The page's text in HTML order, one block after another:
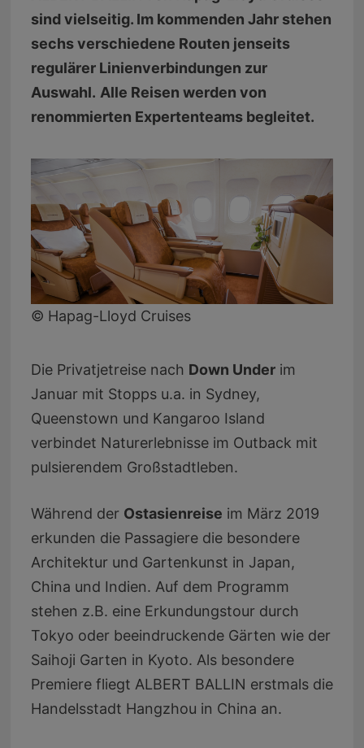
sind vielseitig. Im kommenden Jahr stehen
sechs verschiedene Routen jenseits
regulärer Linienverbindungen zur
Auswahl. Alle Reisen werden von
renommierten Expertenteams begleitet.
© Hapag-Lloyd Cruises
Die Privatjetreise nach Down Underim
Januar mit Stopps u.a. in Sydney,
Queenstown und Kangaroo Island
verbindet Naturerlebnisse im Outback mit
pulsierendem Großstadtleben.
Während der Ostasienreise im März 2019
erkunden die Passagiere die besondere
Architektur und Gartenkunst in Japan,
China und Indien. Auf dem Programm
stehen z.B. eine Erkundungstour durch
Tokyo oder beeindruckende Gärten wie der
Saihoji Garten in Kyoto. Als besondere
Premiere fliegt ALBERT BALLIN erstmals die
Handelsstadt Hangzhou in China an.